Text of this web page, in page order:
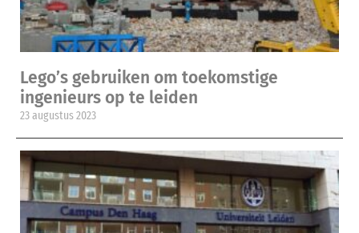
Lego’s gebruiken om toekomstige
ingenieurs op te leiden
23 augustus 2023